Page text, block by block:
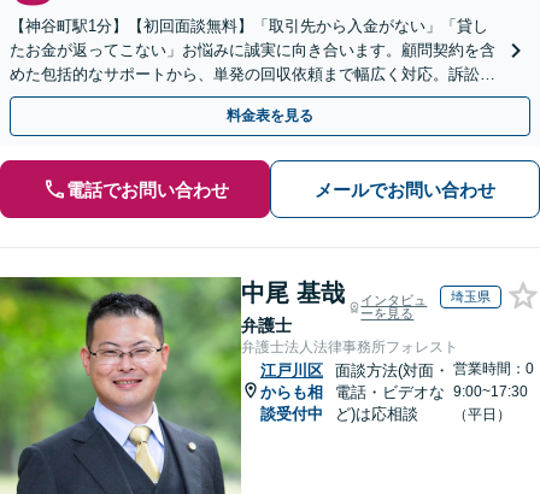
【神谷町駅1分】【初回面談無料】「取引先から入金がない」「貸し
たお金が返ってこない」お悩みに誠実に向き合います。顧問契約を含
めた包括的なサポートから、単発の回収依頼まで幅広く対応。訴訟や
交渉で、権利を守るために尽力【夜間相談可】
料金表を見る
電話でお問い合わせ メールでお問い合わせ
中尾 基哉
弁護士
インタビュ
ーを見る
埼玉県
弁護士法人法律事務所フォレスト
江戸川区
からも相
談受付中
面談方法(対面・
電話・ビデオな
ど)は応相談
営業時間：0
9:00~17:30
（平日）